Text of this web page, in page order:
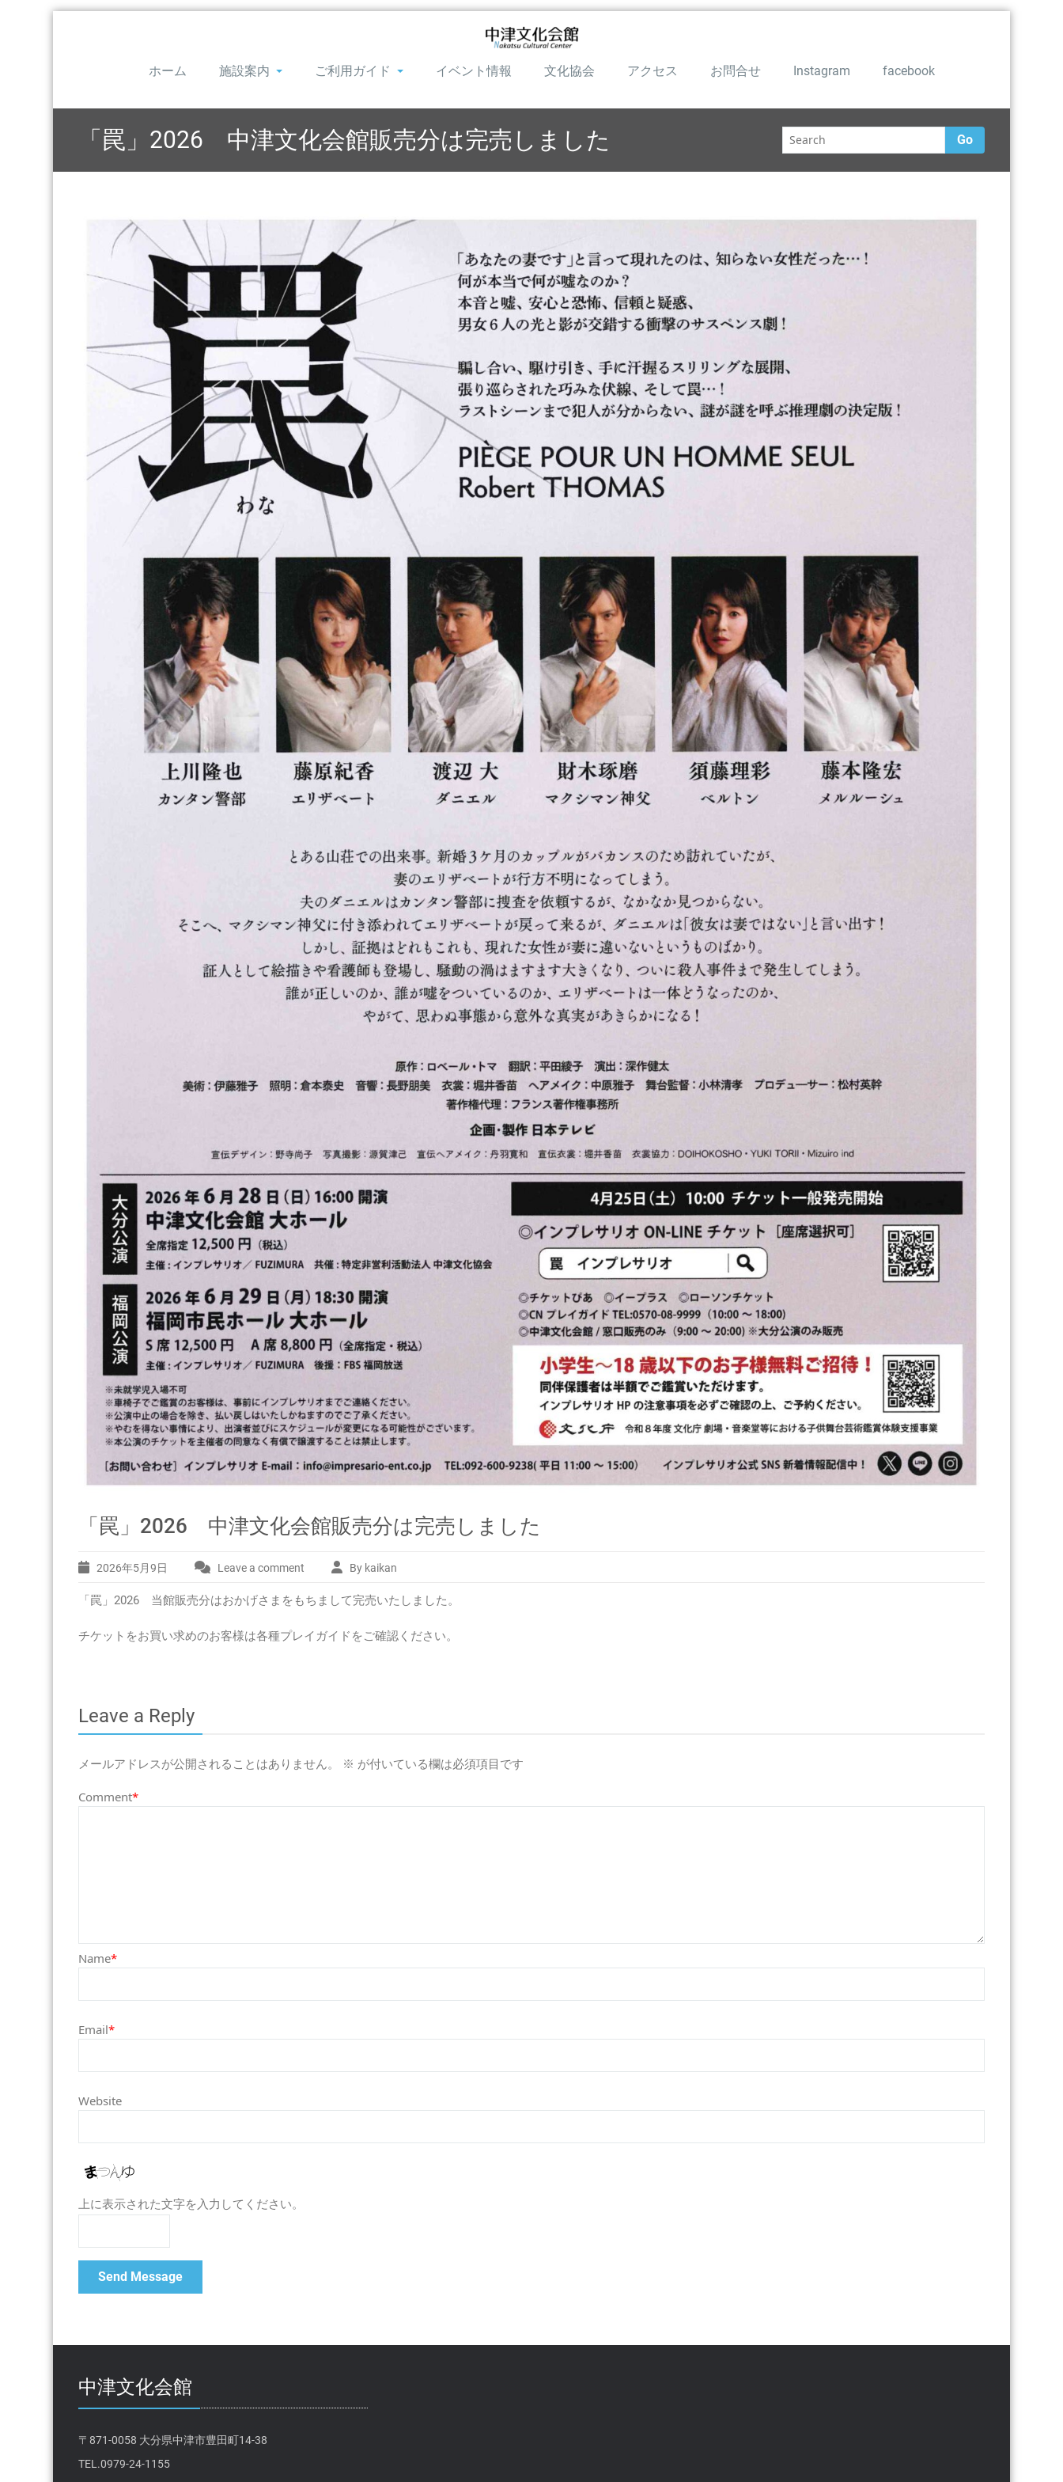
ホーム 施設案内 ご利用ガイド イベント情報 文化協会 アクセス お問合せ Instagram facebook
「罠」2026 中津文化会館販売分は完売しました Go
「罠」2026 中津文化会館販売分は完売しました
2026年5月9日 Leave a comment By kaikan
「罠」2026 当館販売分はおかげさまをもちまして完売いたしました。
チケットをお買い求めのお客様は各種プレイガイドをご確認ください。
Leave a Reply
メールアドレスが公開されることはありません。 ※ が付いている欄は必須項目です
Comment*
Name*
Email*
Website
上に表示された文字を入力してください。
中津文化会館
〒871-0058 大分県中津市豊田町14-38
TEL.0979-24-1155